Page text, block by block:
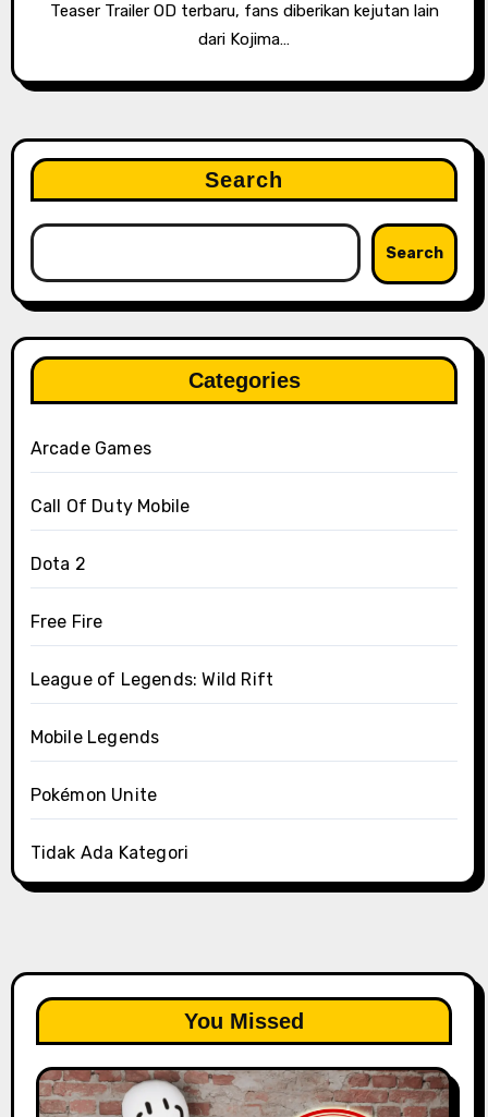
Teaser Trailer OD terbaru, fans diberikan kejutan lain
dari Kojima…
Search
Search
Categories
Arcade Games
Call Of Duty Mobile
Dota 2
Free Fire
League of Legends: Wild Rift
Mobile Legends
Pokémon Unite
Tidak Ada Kategori
You Missed